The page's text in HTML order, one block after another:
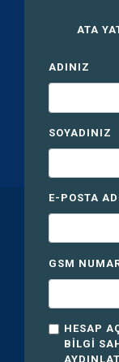
ATA
ADINIZ
SOYADINIZ
E-POSTA
GSM
HESAP
BILGI